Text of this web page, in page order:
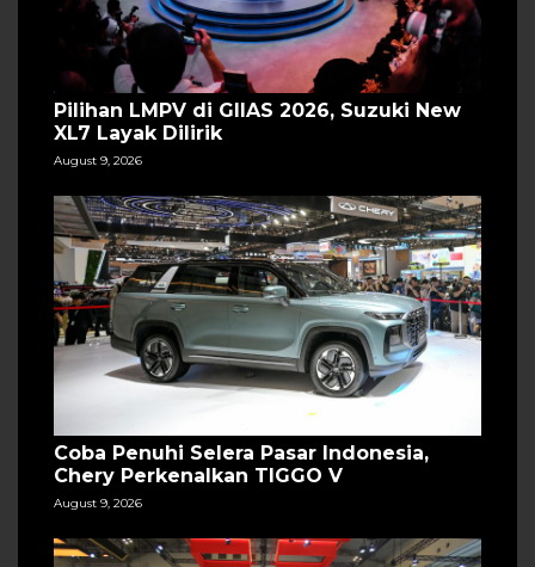
Pilihan LMPV di GIIAS 2026, Suzuki New
XL7 Layak Dilirik
August 9, 2026
Coba Penuhi Selera Pasar Indonesia,
Chery Perkenalkan TIGGO V
August 9, 2026